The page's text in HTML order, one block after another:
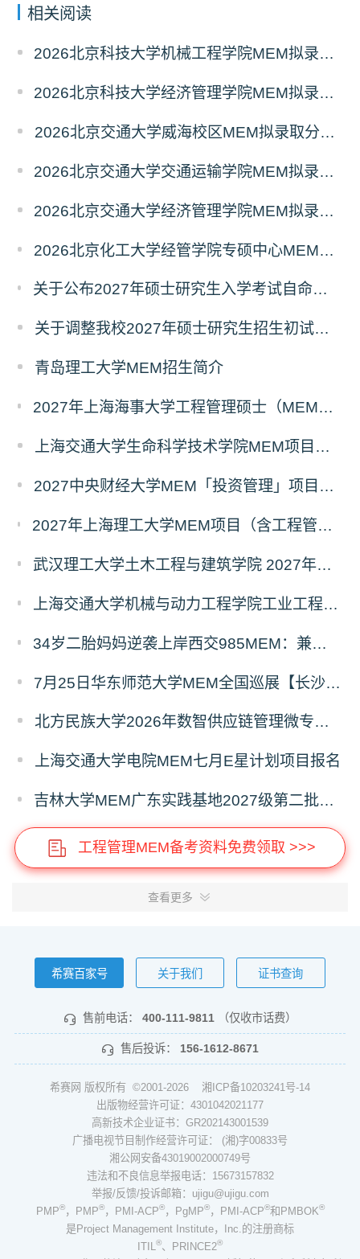
相关阅读
2026北京科技大学机械工程学院MEM拟录取分析解读
2026北京科技大学经济管理学院MEM拟录取分析解读
2026北京交通大学威海校区MEM拟录取分析解读
2026北京交通大学交通运输学院MEM拟录取分析解读
2026北京交通大学经济管理学院MEM拟录取分析解读
2026北京化工大学经管学院专硕中心MEM拟录取分析解读
关于公布2027年硕士研究生入学考试自命题考试科目考试大纲的通知
关于调整我校2027年硕士研究生招生初试科目的公告
青岛理工大学MEM招生简介
2027年上海海事大学工程管理硕士（MEM）宁波产教融合研究生培养项目
上海交通大学生命科学技术学院MEM项目全新介绍
2027中央财经大学MEM「投资管理」项目招生专题正式上线
2027年上海理工大学MEM项目（含工程管理、工业工程与管理、物流工程与管理）奖助学金政策发布
武汉理工大学土木工程与建筑学院 2027年工程管理硕士（MEM）招生简章
上海交通大学机械与动力工程学院工业工程学科硕士生招生专业及统考科目调整公告
34岁二胎妈妈逆袭上岸西交985MEM：兼顾工作带娃，零基础5个月逆风翻盘
7月25日华东师范大学MEM全国巡展【长沙站】开启，欢迎报考！
北方民族大学2026年数智供应链管理微专业招生简章
上海交通大学电院MEM七月E星计划项目报名
吉林大学MEM广东实践基地2027级第二批次预审面试启动
工程管理MEM备考资料免费领取 >>>
查看更多
希赛百家号 关于我们 证书查询
售前电话： 400-111-9811 （仅收市话费）
售后投诉： 156-1612-8671
希赛网 版权所有 ©2001-2026 湘ICP备10203241号-14
出版物经营许可证：4301042021177
高新技术企业证书：GR202143001539
广播电视节目制作经营许可证： (湘)字00833号
湘公网安备43019002000749号
违法和不良信息举报电话：15673157832
举报/反馈/投诉邮箱：ujigu@ujigu.com
PMP®，PMP®，PMI-ACP®，PgMP®，PMI-ACP®和PMBOK®
是Project Management Institute，Inc.的注册商标
ITIL®、PRINCE2®